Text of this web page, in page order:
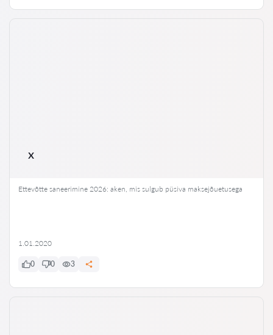
x
Ettevõtte saneerimine 2026: aken, mis sulgub püsiva maksejõuetusega
1.01.2020
0 0 3